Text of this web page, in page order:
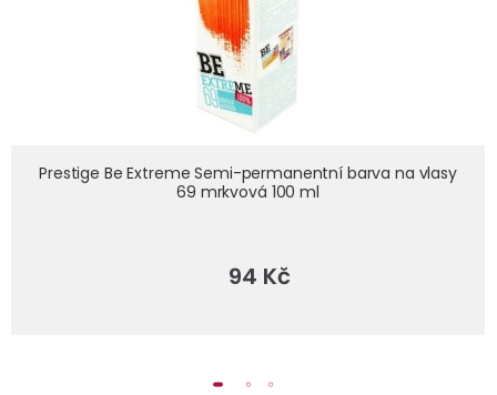
mrkvova-100-ml
Prestige Be Extreme Semi-permanentní barva na vlasy
69 mrkvová 100 ml
94 Kč